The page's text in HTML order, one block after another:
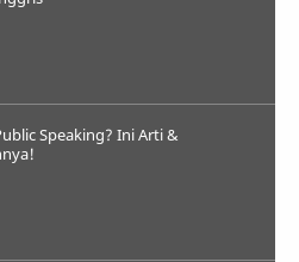
Speaking? Ini Arti &